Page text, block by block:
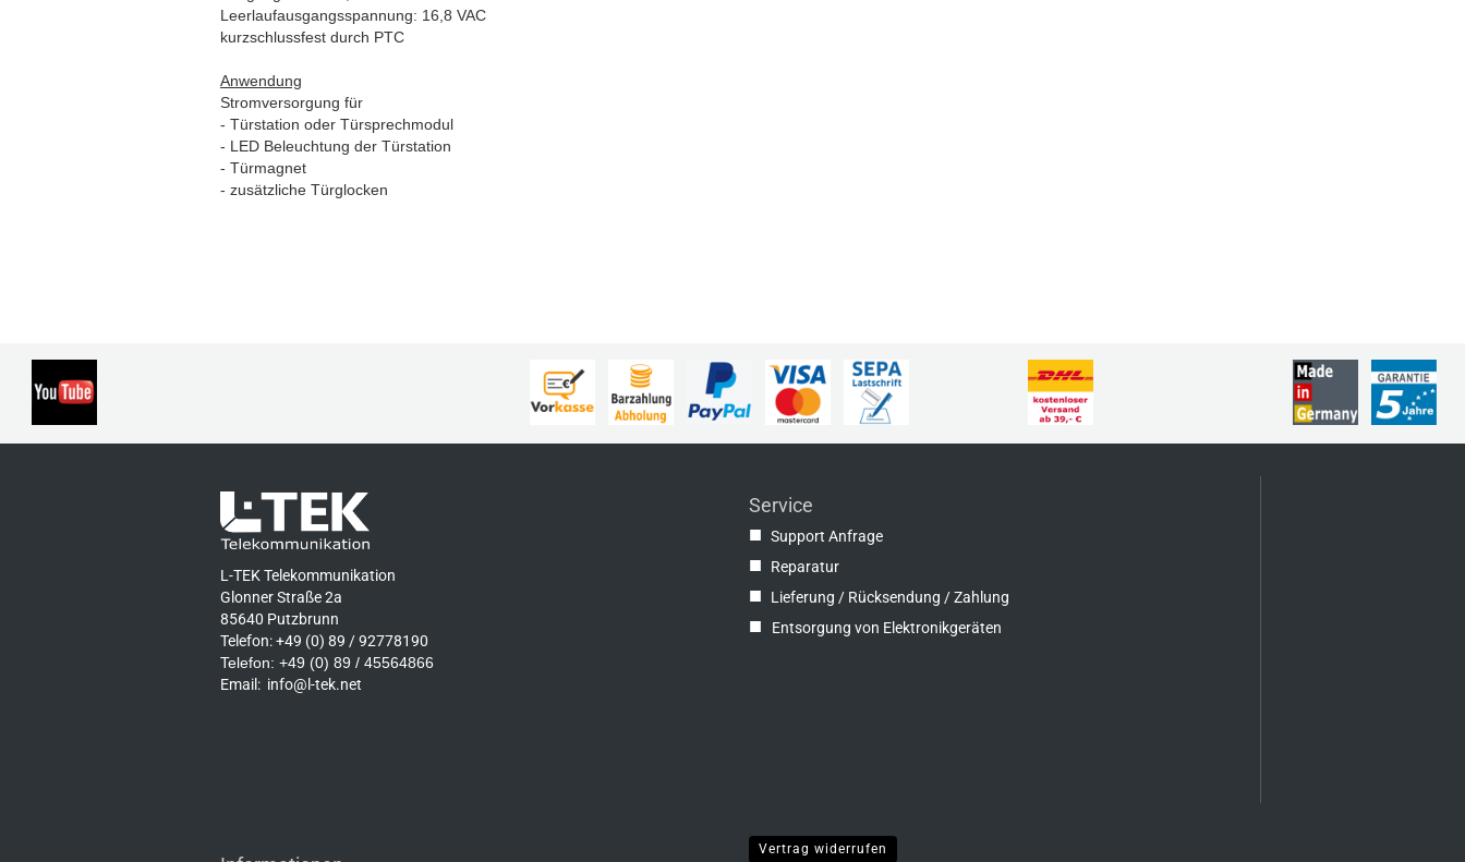
Leerlaufausgangsspannung: 16,8 VAC
kurzschlussfest durch PTC
Anwendung
Stromversorgung für
- Türstation oder Türsprechmodul
- LED Beleuchtung der Türstation
- Türmagnet
- zusätzliche Türglocken
L-TEK Telekommunikation
Glonner Straße 2a
85640 Putzbrunn
Telefon: +49 (0) 89 / 92778190
Telefon: +49 (0) 89 / 45564866
Email: info@l-tek.net
Service
■ Support Anfrage
■ Reparatur
■ Lieferung / Rücksendung / Zahlung
■ Entsorgung von Elektronikgeräten
Vertrag widerrufen